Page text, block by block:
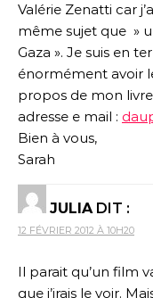
Valérie Zenatti car
même sujet que »
Gaza ». Je suis en
énormément avoir
propos de mon
adresse e mail :
Bien à vous,
Sarah
JULIA DIT :
12 FÉVRIER 2012 À 10H20
Il parait qu’un film
que j’irais le voir.